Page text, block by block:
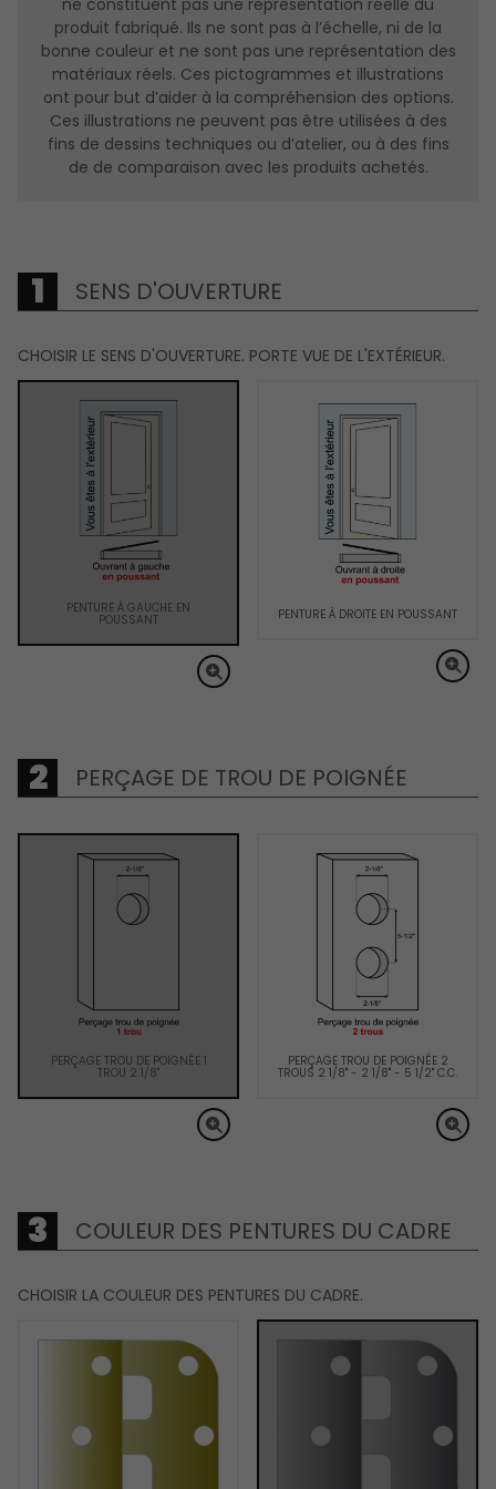
ne constituent pas une représentation réelle du
produit fabriqué. Ils ne sont pas à l’échelle, ni de la
bonne couleur et ne sont pas une représentation des
matériaux réels. Ces pictogrammes et illustrations
ont pour but d’aider à la compréhension des options.
Ces illustrations ne peuvent pas être utilisées à des
fins de dessins techniques ou d’atelier, ou à des fins
de de comparaison avec les produits achetés.
SENS D'OUVERTURE
CHOISIR LE SENS D'OUVERTURE. PORTE VUE DE L'EXTÉRIEUR.
PENTURE À GAUCHE EN
POUSSANT PENTURE À DROITE EN POUSSANT
PERÇAGE DE TROU DE POIGNÉE
PERÇAGE TROU DE POIGNÉE 1
TROU 2 1/8"
PERÇAGE TROU DE POIGNÉE 2
TROUS 2 1/8" - 2 1/8" - 5 1/2" C.C.
COULEUR DES PENTURES DU CADRE
CHOISIR LA COULEUR DES PENTURES DU CADRE.